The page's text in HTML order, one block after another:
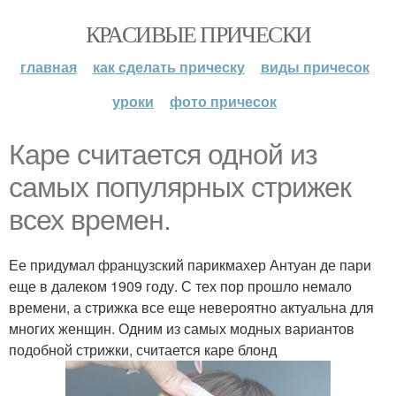
КРАСИВЫЕ ПРИЧЕСКИ
главная как сделать прическу
виды причесок
уроки
фото причесок
Каре считается одной из
самых популярных стрижек
всех времен.
Ее придумал французский парикмахер Антуан де пари
еще в далеком 1909 году. С тех пор прошло немало
времени, а стрижка все еще невероятно актуальна для
многих женщин. Одним из самых модных вариантов
подобной стрижки, считается каре блонд